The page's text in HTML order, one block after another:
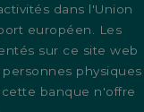
dans l'Union
européen. Les
sur ce site web
physiques
banque n'offre